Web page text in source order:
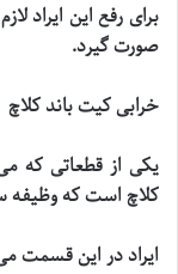
برای رفع این
صورت گیرد.
خرابی کیت باند کلاچ
یکی از قطعاتی که
کلاچ است که وظیفه
ایراد در این قسمت